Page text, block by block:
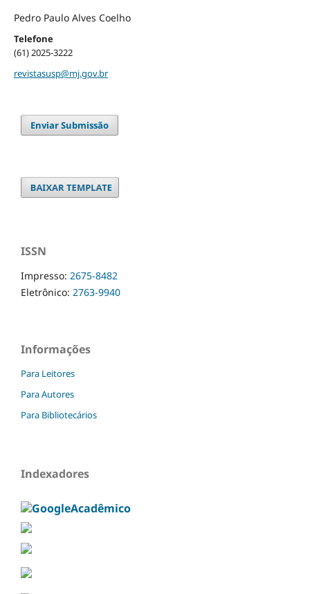
Pedro Paulo Alves Coelho
Telefone
(61) 2025-3222
revistasusp@mj.gov.br
Enviar Submissão
ISSN
Impresso: 2675-8482
Eletrônico: 2763-9940
Informações
Para Leitores
Para Autores
Para Bibliotecários
Indexadores